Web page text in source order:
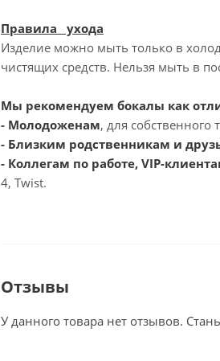
Правила ухода
Изделие можно мыть только в
чистящих средств. Нельзя мыть в
Мы рекомендуем бокалы как
- Молодоженам, для
- Близким родственникам и
- Коллегам по работе, VIP-
4, Twist.
Отзывы
У данного товара нет отзывов.